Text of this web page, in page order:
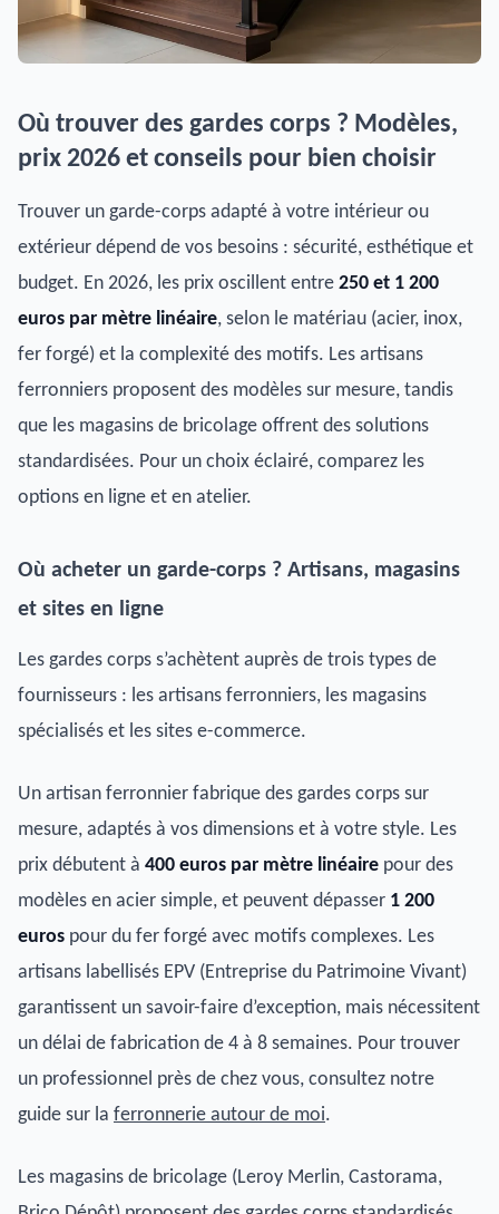
Où trouver des gardes corps ? Modèles,
prix 2026 et conseils pour bien choisir
Trouver un garde-corps adapté à votre intérieur ou
extérieur dépend de vos besoins : sécurité, esthétique et
budget. En 2026, les prix oscillent entre 250 et 1 200
euros par mètre linéaire, selon le matériau (acier, inox,
fer forgé) et la complexité des motifs. Les artisans
ferronniers proposent des modèles sur mesure, tandis
que les magasins de bricolage offrent des solutions
standardisées. Pour un choix éclairé, comparez les
options en ligne et en atelier.
Où acheter un garde-corps ? Artisans, magasins
et sites en ligne
Les gardes corps s’achètent auprès de trois types de
fournisseurs : les artisans ferronniers, les magasins
spécialisés et les sites e-commerce.
Un artisan ferronnier fabrique des gardes corps sur
mesure, adaptés à vos dimensions et à votre style. Les
prix débutent à 400 euros par mètre linéaire pour des
modèles en acier simple, et peuvent dépasser 1 200
euros pour du fer forgé avec motifs complexes. Les
artisans labellisés EPV (Entreprise du Patrimoine Vivant)
garantissent un savoir-faire d’exception, mais nécessitent
un délai de fabrication de 4 à 8 semaines. Pour trouver
un professionnel près de chez vous, consultez notre
guide sur la ferronnerie autour de moi.
Les magasins de bricolage (Leroy Merlin, Castorama,